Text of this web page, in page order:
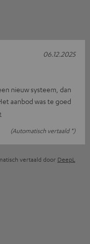
nieuw systeem, dan
aanbod was te goed
(Automatisch vertaald *)
06.12.2025
vertaald door DeepL